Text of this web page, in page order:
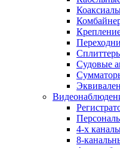
Судовые
4-х
8-